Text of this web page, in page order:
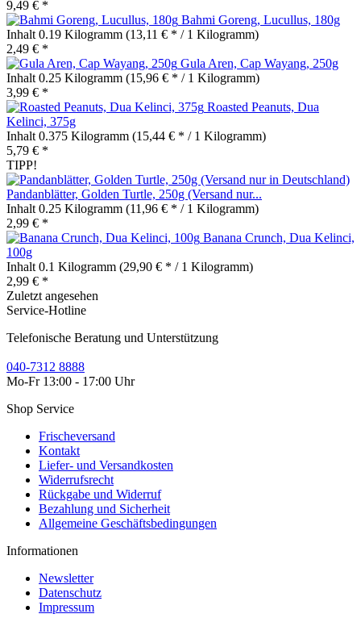
9,49 € *
Bahmi Goreng, Lucullus, 180g
Inhalt 0.19 Kilogramm (13,11 € * / 1 Kilogramm)
2,49 € *
Gula Aren, Cap Wayang, 250g
Inhalt 0.25 Kilogramm (15,96 € * / 1 Kilogramm)
3,99 € *
Roasted Peanuts, Dua
Kelinci, 375g
Inhalt 0.375 Kilogramm (15,44 € * / 1 Kilogramm)
5,79 € *
TIPP!
Pandanblätter, Golden Turtle, 250g (Versand nur...
Inhalt 0.25 Kilogramm (11,96 € * / 1 Kilogramm)
2,99 € *
Banana Crunch, Dua Kelinci,
100g
Inhalt 0.1 Kilogramm (29,90 € * / 1 Kilogramm)
2,99 € *
Zuletzt angesehen
Service-Hotline
Telefonische Beratung und Unterstützung
040-7312 8888
Mo-Fr 13:00 - 17:00 Uhr
Shop Service
Frischeversand
Kontakt
Liefer- und Versandkosten
Widerrufsrecht
Rückgabe und Widerruf
Bezahlung und Sicherheit
Allgemeine Geschäftsbedingungen
Informationen
Newsletter
Datenschutz
Impressum